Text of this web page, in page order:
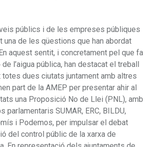
públics i de les empreses públiques
una de les qüestions que han abordat
aquest sentit, i concretament pel que fa
l’aigua pública, han destacat el treball
totes dues ciutats juntament amb altres
part de la AMEP per presentar ahir al
una Proposició No de Llei (PNL), amb
parlamentaris SUMAR, ERC, BILDU,
i Podemos, per impulsar el debat
del control públic de la xarxa de